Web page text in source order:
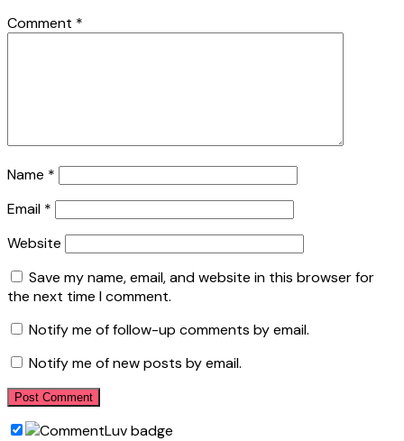
Comment *
Name *
Email *
Website
Save my name, email, and website in this browser for
the next time I comment.
Notify me of follow-up comments by email.
Notify me of new posts by email.